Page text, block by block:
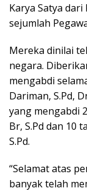
Karya Satya
sejumlah
Mereka dinilai
negara.
mengabdi
Dariman, S.Pd,
yang mengabdi
Br, S.Pd dan 10
S.Pd.
“Selamat atas
banyak telah